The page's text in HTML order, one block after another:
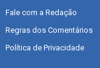
Fale com a Redação
Regras dos Comentários
Política de Privacidade